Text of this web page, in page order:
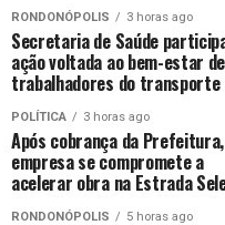
RONDONÓPOLIS 3 horas ago
Secretaria de Saúde
ação voltada ao bem-estar de
trabalhadores do transporte
POLÍTICA 3 horas ago
Após cobrança da Prefeitura,
empresa se compromete a
acelerar obra na Estrada
RONDONÓPOLIS 5 horas ago